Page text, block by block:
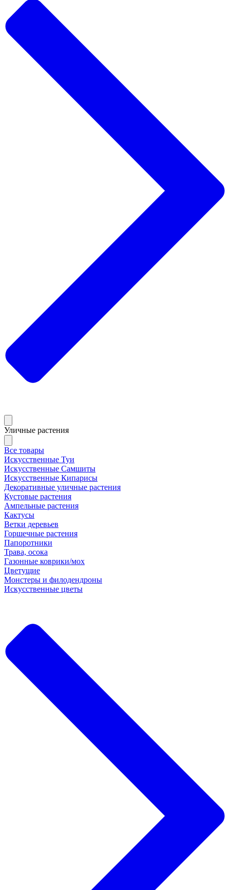
Уличные растения
Все товары
Искусственные Туи
Искусственные Самшиты
Искусственные Кипарисы
Декоративные уличные растения
Кустовые растения
Ампельные растения
Кактусы
Ветки деревьев
Горшечные растения
Папоротники
Трава, осока
Газонные коврики/мох
Цветущие
Монстеры и филодендроны
Искусственные цветы